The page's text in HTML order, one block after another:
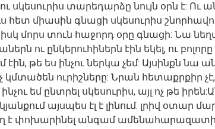
սկեսուրիս տարեդարձը նույն օրն է: Ու
հետ միասին գնացի սկեսուրիս
իսկ մորս տուն հաջորդ օրը գնացի: Նա
ու ընկերուհիներն էին եկել, ու
էին, թե ես ինչու ներկա չեմ: Այսինքն
կմտածեն ուրիշները: Նրան հետաքրքիր չէ,
եմ ընտրել սկեսուրիս, այլ ոչ թե
այսպես էլ է լինում. լրիվ օտար
է փոխարինել անգամ